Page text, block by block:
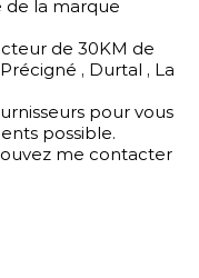
de la marque
de 30KM de
, Durtal , La
pour vous
possible.
me contacter